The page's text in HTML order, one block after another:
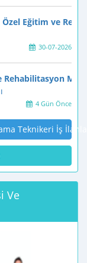
Eğitim ve
30-07-2026
Rehabilitasyon
4 Gün Önce
Teknikeri İş
Ve